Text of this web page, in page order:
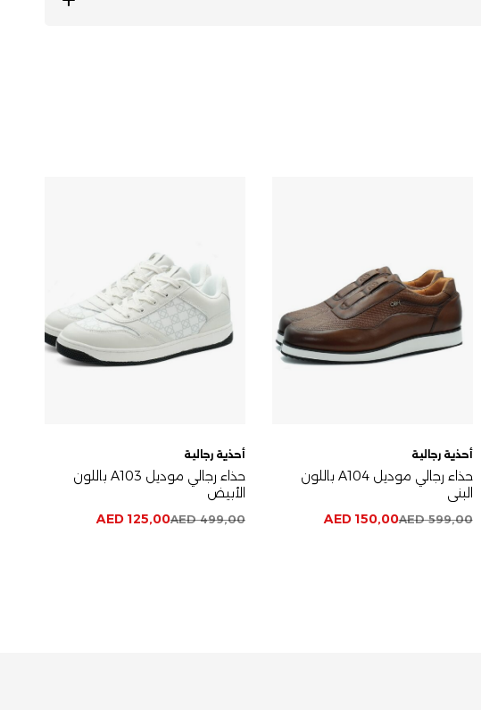
أحذية رجالية
حذاء رجالي موديل A104 باللون
البني
AED599,00
AED150,00
أحذية رجالية
حذاء رجالي موديل A103 باللون
الأبيض
AED499,00
AED125,00